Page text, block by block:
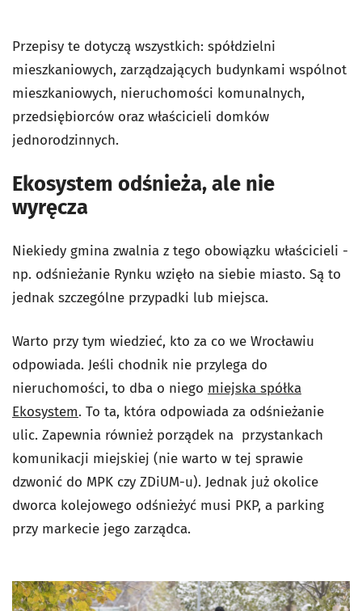
Przepisy te dotyczą wszystkich: spółdzielni
mieszkaniowych, zarządzających budynkami wspólnot
mieszkaniowych, nieruchomości komunalnych,
przedsiębiorców oraz właścicieli domków
jednorodzinnych.
Ekosystem odśnieża, ale nie
wyręcza
Niekiedy gmina zwalnia z tego obowiązku właścicieli -
np. odśnieżanie Rynku wzięło na siebie miasto. Są to
jednak szczególne przypadki lub miejsca.
Warto przy tym wiedzieć, kto za co we Wrocławiu
odpowiada. Jeśli chodnik nie przylega do
nieruchomości, to dba o niego miejska spółka
Ekosystem. To ta, która odpowiada za odśnieżanie
ulic. Zapewnia również porządek na przystankach
komunikacji miejskiej (nie warto w tej sprawie
dzwonić do MPK czy ZDiUM-u). Jednak już okolice
dworca kolejowego odśnieżyć musi PKP, a parking
przy markecie jego zarządca.